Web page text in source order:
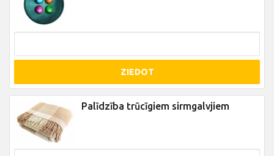
ZIEDOT
Palīdzība trūcīgiem sirmgalvjiem